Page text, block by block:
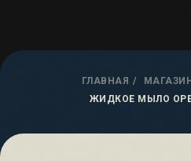
ГЛАВНАЯ / МАГАЗИН
ЖИДКОЕ МЫЛО